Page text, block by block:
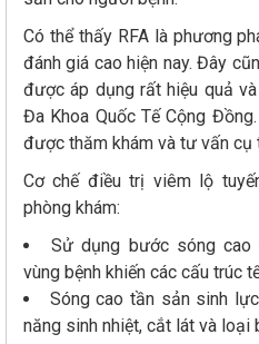
Có thể thấy RFA là phương
đánh giá cao hiện nay. Đây
được áp dụng rất hiệu quả
Đa Khoa Quốc Tế Cộng
được thăm khám và tư vấn cụ
Cơ chế điều trị viêm lộ
phòng khám:
Sử dụng bước sóng
vùng bệnh khiến các cấu trúc
Sóng cao tần sản sinh
năng sinh nhiệt, cắt lát và loại